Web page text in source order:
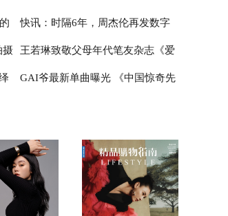
快讯：时隔6年，周杰伦再发数字
音乐专辑，凡购买过指定数字单曲
的歌迷可立享优惠
摄 王若琳致敬父母年代笔友杂志《爱
情青红灯》 举办在线征稿征友
GAI爷最新单曲曝光 《中国惊奇先